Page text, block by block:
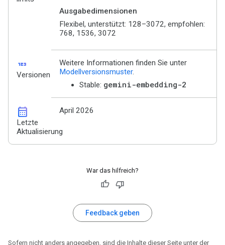
Ausgabedimensionen
Flexibel, unterstützt: 128–3072, empfohlen:
768, 1536, 3072
123
Versionen
Weitere Informationen finden Sie unter
Modellversionsmuster.
Stable: gemini-embedding-2
calendar_month
Letzte
Aktualisierung
April 2026
War das hilfreich?
Feedback geben
Sofern nicht anders angegeben, sind die Inhalte dieser Seite unter der